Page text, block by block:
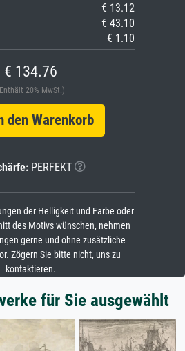
€ 13.12
€ 43.10
€ 1.10
€ 134.76
20% MwSt.)
Warenkorb
PERFEKT
der Helligkeit und Farbe oder
des Motivs wünschen, nehmen
gerne und ohne zusätzliche
Zögern Sie bitte nicht, uns zu
kontaktieren.
für Sie ausgewählt